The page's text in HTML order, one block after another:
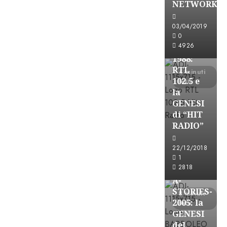
NETWORK
03/04/2019
0
4926
4 minuti
letti
FREE
A-
STORIES-
1988:
RTL
102.5 e
la
GENESI
di “HIT
RADIO”
22/12/2018
1
2818
8 minuti
letti
Formazione
FREE
A-
STORIES-
2005: la
GENESI